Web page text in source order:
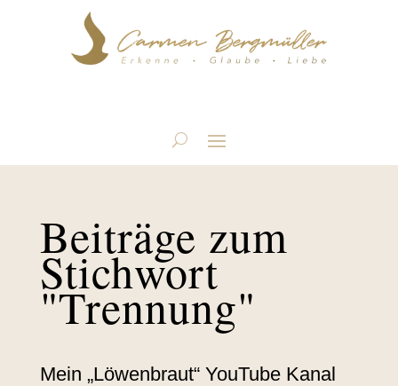
Beiträge zum
Stichwort
"Trennung"
Mein „Löwenbraut“ YouTube Kanal